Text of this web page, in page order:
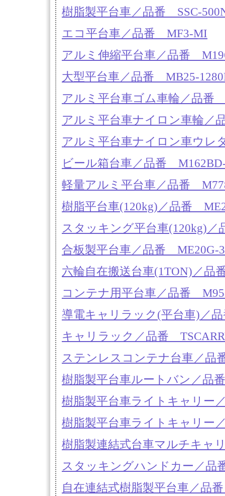
樹脂製平台車／品番 SSC-
エコ平台車／品番 MF3-MI
アルミ伸縮平台車／品番
大型平台車／品番 MB25-
アルミ平台車ゴム車輪／品番
アルミ平台車ナイロン車輪／
アルミ平台車ナイロン車ウレ
ビール箱台車／品番
軽量アルミ平台車／品番
樹脂平台車(120kg)／品番
スタッキング平台車(120kg)
合板製平台車／品番 ME20G-
六輪自在搬送台車(1TON)／品
コンテナ用平台車／品番
導電キャリラック(平台車)／
キャリラック／品番
ステンレスコンテナ台車／品
樹脂製平台車ルートバン／品
樹脂製平台車ライトキャリー
樹脂製平台車ライトキャリー
樹脂製連結式台車マルチキャ
スタッキングハンドカー／品
自在連結式樹脂製平台車／品